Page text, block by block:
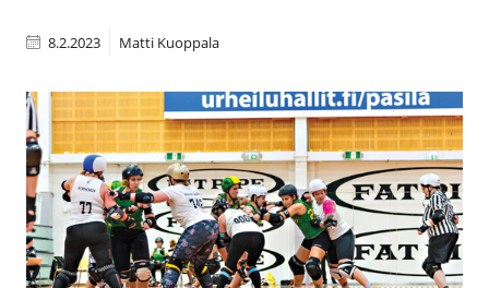
8.2.2023 Matti Kuoppala